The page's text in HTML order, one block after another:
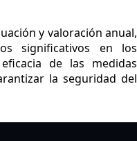
y valoración anual,
significativos en los
de las medidas
la seguridad del